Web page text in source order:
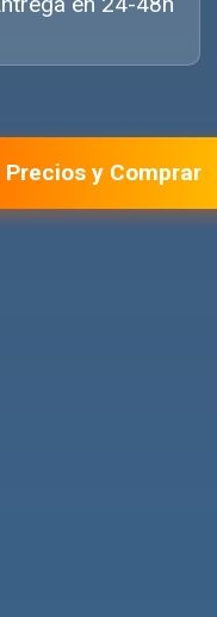
Precios y Comprar